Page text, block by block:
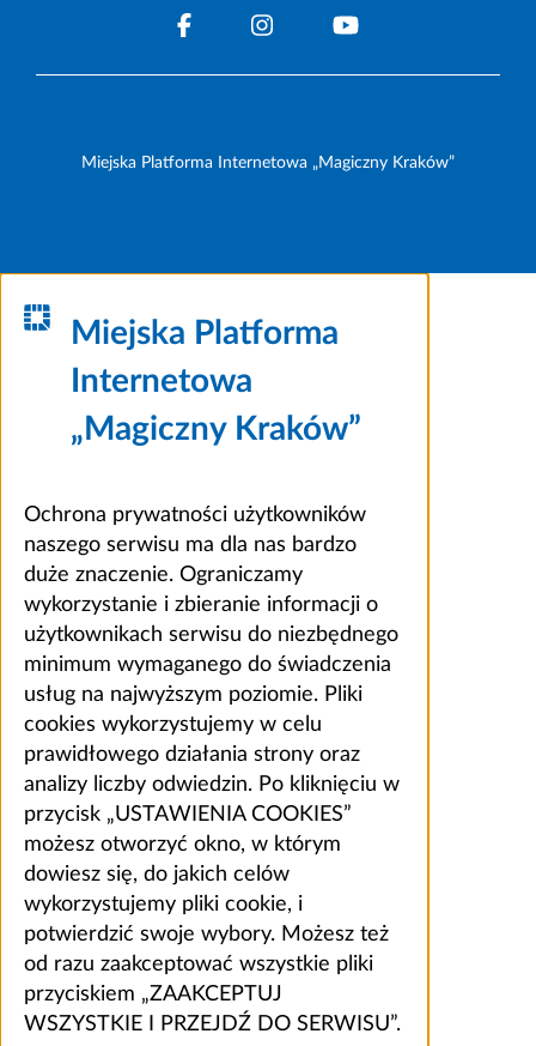
Miejska Platforma Internetowa „Magiczny Kraków”
Miejska Platforma
Internetowa
„Magiczny Kraków”
Ochrona prywatności użytkowników
naszego serwisu ma dla nas bardzo
duże znaczenie. Ograniczamy
wykorzystanie i zbieranie informacji o
użytkownikach serwisu do niezbędnego
minimum wymaganego do świadczenia
usług na najwyższym poziomie. Pliki
cookies wykorzystujemy w celu
prawidłowego działania strony oraz
analizy liczby odwiedzin. Po kliknięciu w
przycisk „USTAWIENIA COOKIES”
możesz otworzyć okno, w którym
dowiesz się, do jakich celów
wykorzystujemy pliki cookie, i
potwierdzić swoje wybory. Możesz też
od razu zaakceptować wszystkie pliki
przyciskiem „ZAAKCEPTUJ
WSZYSTKIE I PRZEJDŹ DO SERWISU”.